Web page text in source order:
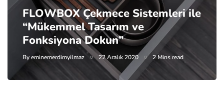
FLOWBOX Çekmece Sistemleri ile
“Mükemmel Tasarım ve
Fonksiyona Dokun”
Byeminemerdimyilmaz 22 Aralık 2020 2 Mins read